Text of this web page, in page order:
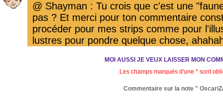
@ Shayman : Tu crois que c'est une
pas ? Et merci pour ton commentaire
procéder pour mes strips comme pour
lustres pour pondre quelque chose,
MOI AUSSI JE VEUX LAISSER MON
Les champs marqués d'une * sont
Commentaire sur la note "